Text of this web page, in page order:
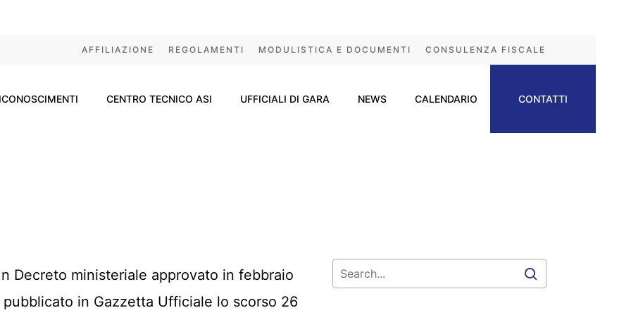
AFFILIAZIONE REGOLAMENTI MODULISTICA E DOCUMENTI CONSULENZA FISCALE
CENTRO TECNICO ASI UFFICIALI DI GARA NEWS CALENDARIO CONTATTI
Decreto ministeriale approvato in febbraio
pubblicato in Gazzetta Ufficiale lo scorso 26